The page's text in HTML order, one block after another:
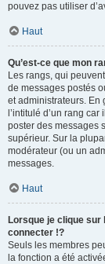
pouvez pas utiliser
Haut
Qu’est-ce que mon
Les rangs, qui
de messages postés
et administrateurs. En
l’intitulé d’un rang
poster des messages
supérieur. Sur la
modérateur (ou un
messages.
Haut
Lorsque je clique sur
connecter !?
Seuls les membres
la fonction a été